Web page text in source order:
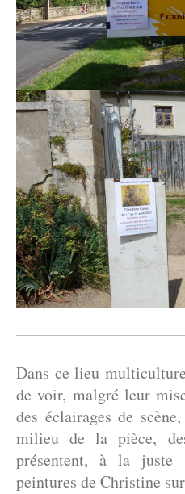
Dans ce lieu
de voir, malgré leur
des éclairages de
milieu de la pièce,
présentent, à la juste
peintures de Christine